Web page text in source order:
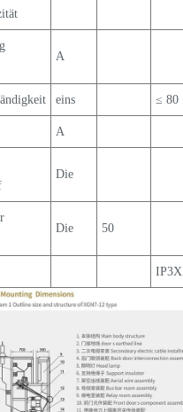
A
eins ≤ 80
A
Die
Die 50
IP3X